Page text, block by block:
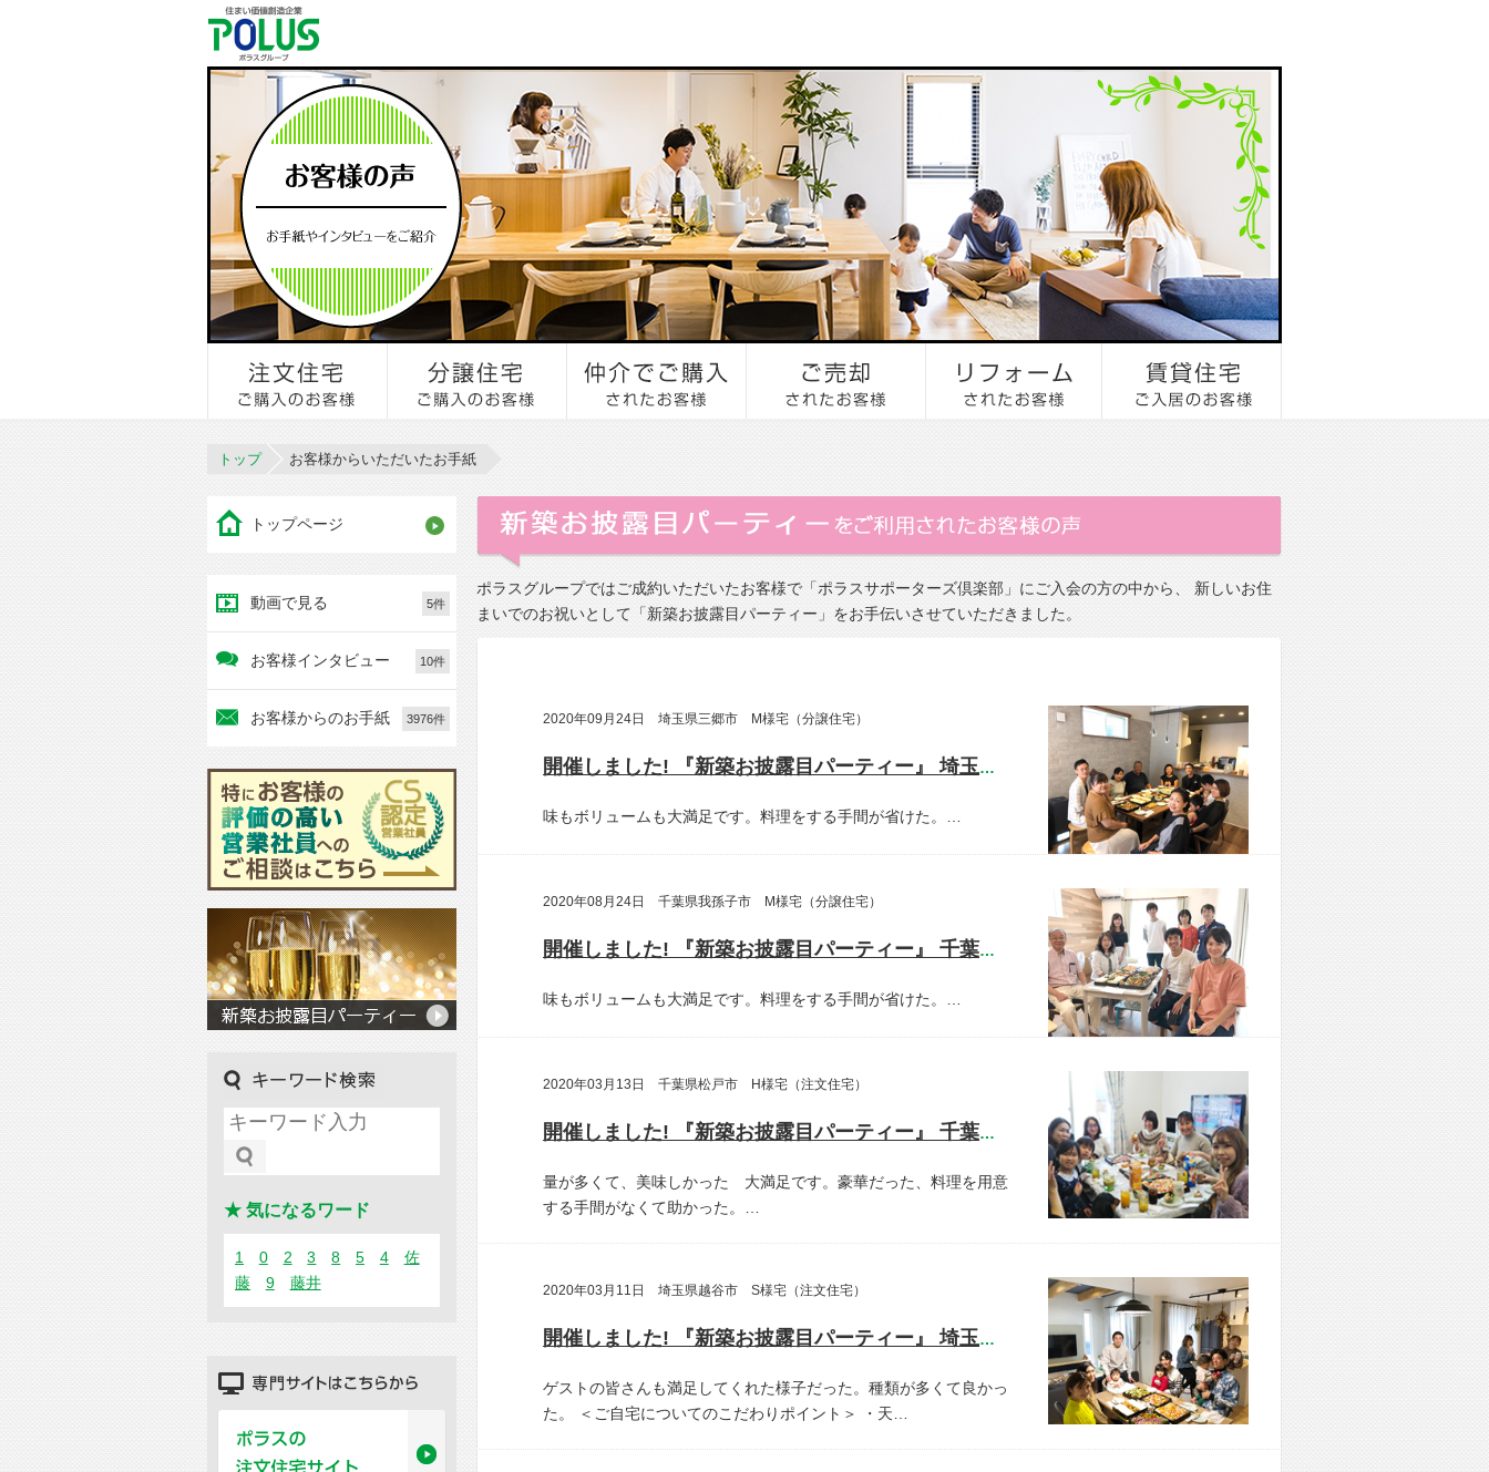
トップ お客様からいただいたお手紙
ポラスグループではご成約いただいたお客様で「ポラスサポーターズ倶楽部」にご入会の方の中から、 新しいお住
まいでのお祝いとして「新築お披露目パーティー」をお手伝いさせていただきました。
2020年09月24日 埼玉県三郷市 M様宅（分譲住宅）
開催しました! 『新築お披露目パーティー』 埼玉県三郷市 M様宅
味もボリュームも大満足です。料理をする手間が省けた。…
2020年08月24日 千葉県我孫子市 M様宅（分譲住宅）
開催しました! 『新築お披露目パーティー』 千葉県我孫子市 M様宅
味もボリュームも大満足です。料理をする手間が省けた。…
2020年03月13日 千葉県松戸市 H様宅（注文住宅）
開催しました! 『新築お披露目パーティー』 千葉県松戸市 H様宅
量が多くて、美味しかった 大満足です。豪華だった、料理を用意
する手間がなくて助かった。…
2020年03月11日 埼玉県越谷市 S様宅（注文住宅）
開催しました! 『新築お披露目パーティー』 埼玉県越谷市 S様宅
ゲストの皆さんも満足してくれた様子だった。種類が多くて良かっ
た。
＜ご自宅についてのこだわりポイント＞ ・天…
トップページ
動画で見る 5件
お客様インタビュー 10件
お客様からのお手紙 3976件
★ 気になるワード
1 0 2 3 8 5 4
佐
藤
9 藤井